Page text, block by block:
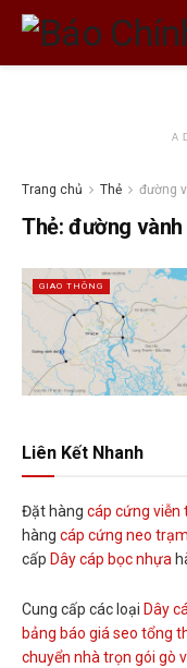
Trang chủ Thẻ đường
Thẻ:đường
GIAO THÔNG
Liên Kết Nhanh
Đặt hàng cáp cứng viễn
hàng cáp cứng neo
cấp Dây cáp bọc nhựa
Cung cấp các loại Dây
bảng báo giá seo tổng
chuyển nhà trọn gói gò